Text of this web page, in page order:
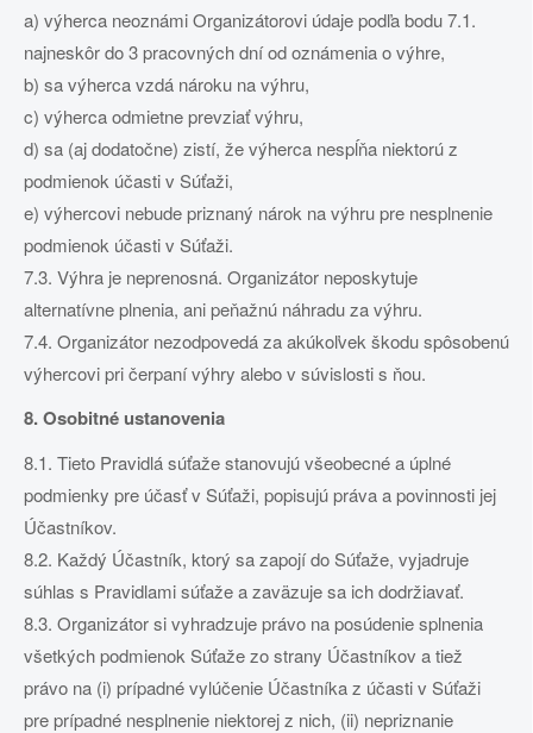
a) výherca neoznámi Organizátorovi údaje podľa bodu 7.1.
najneskôr do 3 pracovných dní od oznámenia o výhre,
b) sa výherca vzdá nároku na výhru,
c) výherca odmietne prevziať výhru,
d) sa (aj dodatočne) zistí, že výherca nespĺňa niektorú z
podmienok účasti v Súťaži,
e) výhercovi nebude priznaný nárok na výhru pre nesplnenie
podmienok účasti v Súťaži.
7.3. Výhra je neprenosná. Organizátor neposkytuje
alternatívne plnenia, ani peňažnú náhradu za výhru.
7.4. Organizátor nezodpovedá za akúkoľvek škodu spôsobenú
výhercovi pri čerpaní výhry alebo v súvislosti s ňou.
8. Osobitné ustanovenia
8.1. Tieto Pravidlá súťaže stanovujú všeobecné a úplné
podmienky pre účasť v Súťaži, popisujú práva a povinnosti jej
Účastníkov.
8.2. Každý Účastník, ktorý sa zapojí do Súťaže, vyjadruje
súhlas s Pravidlami súťaže a zaväzuje sa ich dodržiavať.
8.3. Organizátor si vyhradzuje právo na posúdenie splnenia
všetkých podmienok Súťaže zo strany Účastníkov a tiež
právo na (i) prípadné vylúčenie Účastníka z účasti v Súťaži
pre prípadné nesplnenie niektorej z nich, (ii) nepriznanie